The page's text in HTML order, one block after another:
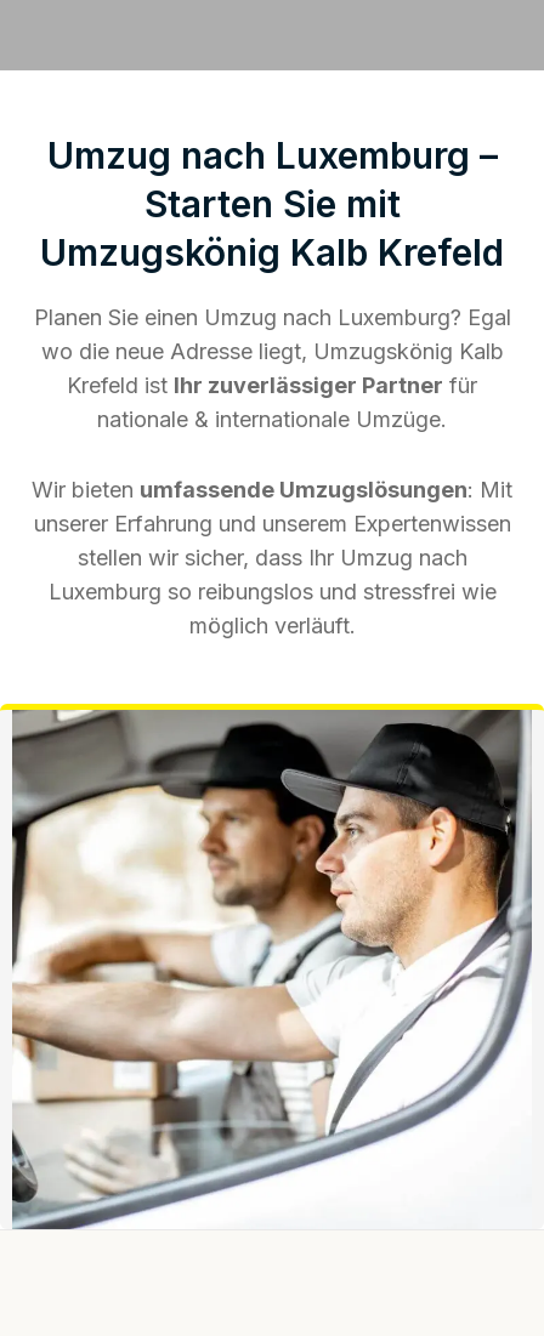
Umzug nach Luxemburg –
Starten Sie mit
Umzugskönig Kalb Krefeld
Planen Sie einen Umzug nach Luxemburg? Egal
wo die neue Adresse liegt, Umzugskönig Kalb
Krefeld ist Ihr zuverlässiger Partner für
nationale & internationale Umzüge.
Wir bieten umfassende Umzugslösungen: Mit
unserer Erfahrung und unserem Expertenwissen
stellen wir sicher, dass Ihr Umzug nach
Luxemburg so reibungslos und stressfrei wie
möglich verläuft.